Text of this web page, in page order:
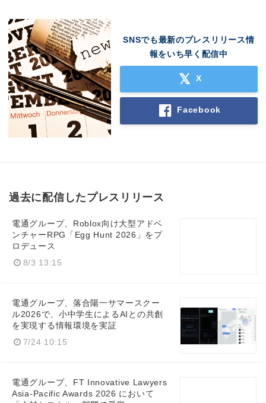
SNSでも最新のプレスリリース情
報をいち早く配信中
X
Facebook
過去に配信したプレスリリース
電通グループ、Roblox向け大型アドベ
ンチャーRPG「Egg Hunt 2026」をプ
ロデュース
8/3 13:15
電通グループ、落合陽一サマースクー
ル2026で、小中学生によるAIとの共創
を実現する情報環境を実証
7/24 10:15
電通グループ、FT Innovative Lawyers
Asia-Pacific Awards 2026 において